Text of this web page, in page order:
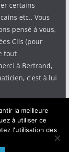
certains
etc.. Vous
pensé à vous,
Clis (pour
tout
à Bertrand,
c'est à lui
réservés.
la meilleure
à utiliser ce
l'utilisation des